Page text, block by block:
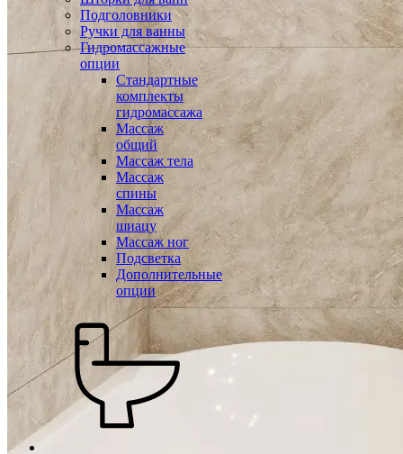
Подголовники
Ручки для ванны
Гидромассажные
опции
Стандартные
комплекты
гидромассажа
Массаж
общий
Массаж тела
Массаж
спины
Массаж
шиацу
Массаж ног
Подсветка
Дополнительные
опции